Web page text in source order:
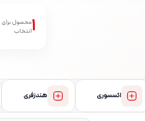
1محصول برای
انتخاب
اکسسوری هندزفری